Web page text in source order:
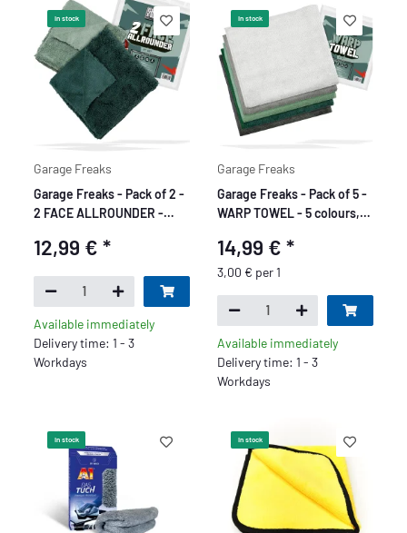
In stock
Garage Freaks
Garage Freaks - Pack of 2 -
2 FACE ALLROUNDER -
12,99 €*
Available immediately
Delivery time: 1 - 3
Workdays
In stock
Garage Freaks
Garage Freaks - Pack of 5 -
WARP TOWEL - 5 colours,
14,99 € *
3,00 € per 1
Available immediately
Delivery time: 1 - 3
Workdays
In stock In stock